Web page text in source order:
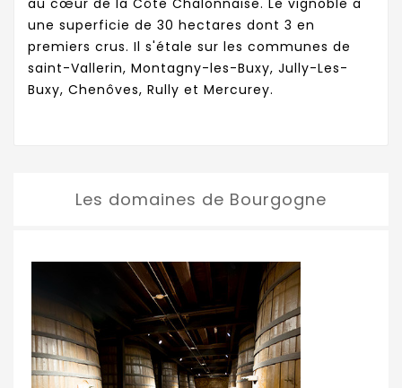
au cœur de la Côte Chalonnaise. Le vignoble a
une superficie de 30 hectares dont 3 en
premiers crus. Il s'étale sur les communes de
saint-Vallerin, Montagny-les-Buxy, Jully-Les-
Buxy, Chenôves, Rully et Mercurey.
Les domaines de Bourgogne